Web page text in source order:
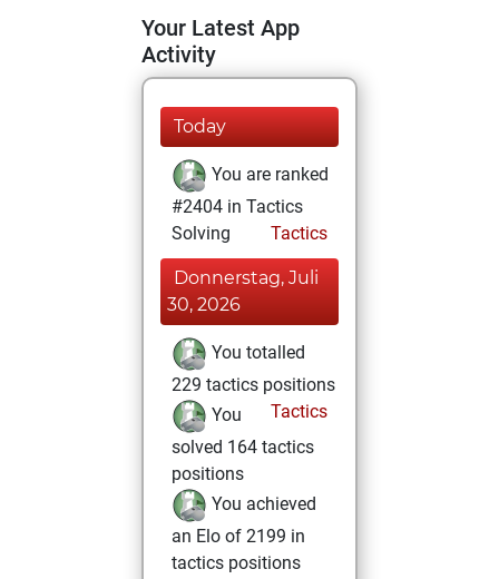
Your Latest App
Activity
Today
You are ranked
#2404 in Tactics
Solving
Tactics
Donnerstag, Juli
30, 2026
You totalled
229 tactics positions
Tactics
You
solved 164 tactics
positions
You achieved
an Elo of 2199 in
tactics positions